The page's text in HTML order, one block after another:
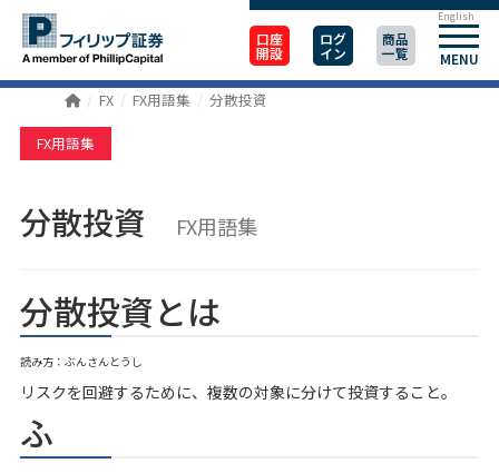
口座
開設
ログ
イン
商品
一覧 MENU
English
FX FX用語集 分散投資
FX用語集
分散投資 FX用語集
分散投資とは
読み方：ぶんさんとうし
リスクを回避するために、複数の対象に分けて投資すること。
ふ